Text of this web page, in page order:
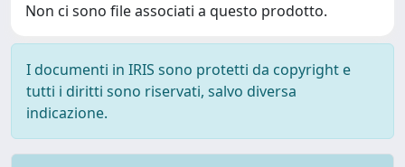
Non ci sono file associati a questo prodotto.
I documenti in IRIS sono protetti da copyright e
tutti i diritti sono riservati, salvo diversa
indicazione.